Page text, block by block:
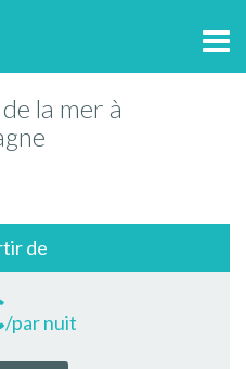
la mer à
de
/par nuit